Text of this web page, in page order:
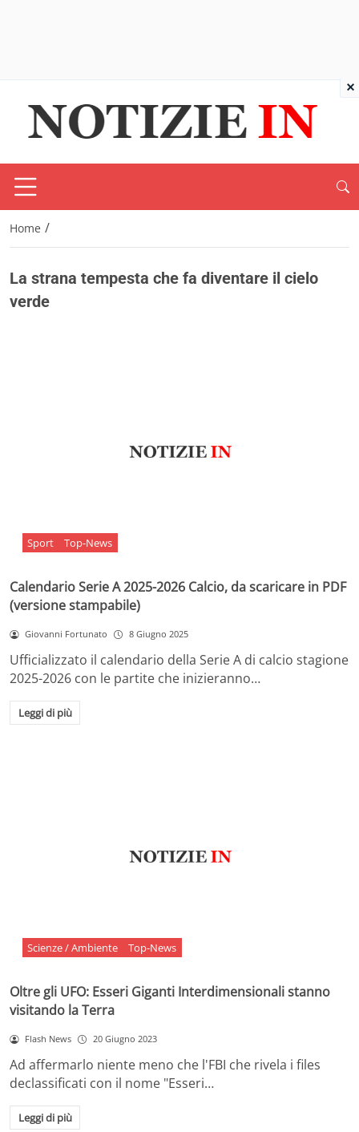
Home /
La strana tempesta che fa diventare il cielo
verde
Sport Top-News
Calendario Serie A 2025-2026 Calcio, da scaricare in PDF
(versione stampabile)
Giovanni Fortunato 8 Giugno 2025
Ufficializzato il calendario della Serie A di calcio stagione
2025-2026 con le partite che inizieranno…
Leggi di più
Scienze / Ambiente Top-News
Oltre gli UFO: Esseri Giganti Interdimensionali stanno
visitando la Terra
Flash News 20 Giugno 2023
Ad affermarlo niente meno che l'FBI che rivela i files
declassificati con il nome "Esseri…
Leggi di più
×